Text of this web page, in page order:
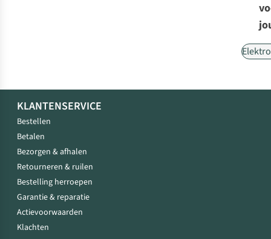
KLANTENSERVICE
Bestellen
Betalen
Bezorgen & afhalen
Retourneren & ruilen
Bestelling herroepen
Garantie & reparatie
Actievoorwaarden
Klachten